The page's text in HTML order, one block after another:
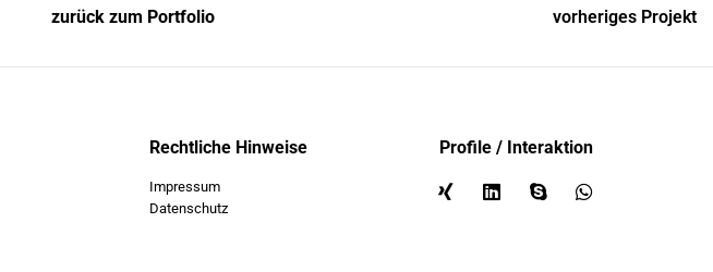
zurück zum Portfolio vorheriges Projekt
Rechtliche Hinweise
Impressum
Datenschutz
Profile / Interaktion